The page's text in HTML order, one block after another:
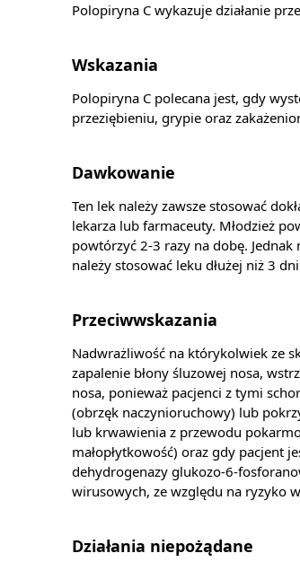
Polopiryna C wykazuje działanie
Wskazania
Polopiryna C polecana jest, gdy
przeziębieniu, grypie oraz
Dawkowanie
Ten lek należy zawsze stosować
lekarza lub farmaceuty. Młodzież
powtórzyć 2-3 razy na dobę.
należy stosować leku dłużej niż 3
Przeciwwskazania
Nadwrażliwość na którykolwiek ze
zapalenie błony śluzowej nosa,
nosa, ponieważ pacjenci z tymi
(obrzęk naczynioruchowy) lub
lub krwawienia z przewodu
małopłytkowość) oraz gdy pacjent
dehydrogenazy glukozo-6-
wirusowych, ze względu na ryzyko
Działania niepożądane